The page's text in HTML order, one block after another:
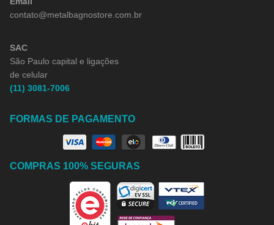
contato@metalbagnostore.com.br
SAC
São Paulo capital e ligações
de celular
(11) 3081-7006
FORMAS DE PAGAMENTO
COMPRAS 100% SEGURAS